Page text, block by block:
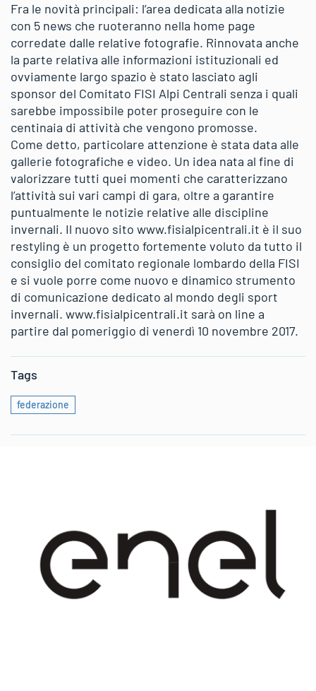
Fra le novità principali: l’area dedicata alla notizie
con 5 news che ruoteranno nella home page
corredate dalle relative fotografie. Rinnovata anche
la parte relativa alle informazioni istituzionali ed
ovviamente largo spazio è stato lasciato agli
sponsor del Comitato FISI Alpi Centrali senza i quali
sarebbe impossibile poter proseguire con le
centinaia di attività che vengono promosse.
Come detto, particolare attenzione è stata data alle
gallerie fotografiche e video. Un idea nata al fine di
valorizzare tutti quei momenti che caratterizzano
l’attività sui vari campi di gara, oltre a garantire
puntualmente le notizie relative alle discipline
invernali. Il nuovo sito www.fisialpicentrali.it è il suo
restyling è un progetto fortemente voluto da tutto il
consiglio del comitato regionale lombardo della FISI
e si vuole porre come nuovo e dinamico strumento
di comunicazione dedicato al mondo degli sport
invernali. www.fisialpicentrali.it sarà on line a
partire dal pomeriggio di venerdì 10 novembre 2017.
Tags
federazione